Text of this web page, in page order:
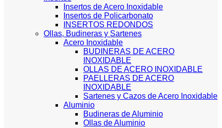
Insertos de Acero Inoxidable
Insertos de Policarbonato
INSERTOS REDONDOS
Ollas, Budineras y Sartenes
Acero Inoxidable
BUDINERAS DE ACERO
INOXIDABLE
OLLAS DE ACERO INOXIDABLE
PAELLERAS DE ACERO
INOXIDABLE
Sartenes y Cazos de Acero Inoxidable
Aluminio
Budineras de Aluminio
Ollas de Aluminio